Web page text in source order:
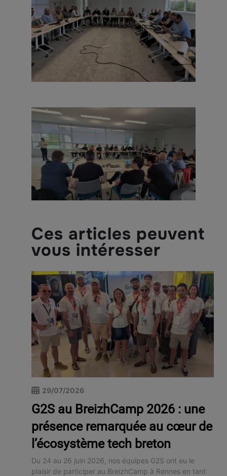
Ces articles peuvent
vous intéresser
29/07/2026
G2S au BreizhCamp 2026 : une
présence remarquée au cœur de
l’écosystème tech breton
Du 24 au 26 juin 2026, nos équipes G2S ont eu le
plaisir de participer au BreizhCamp à Rennes en tant